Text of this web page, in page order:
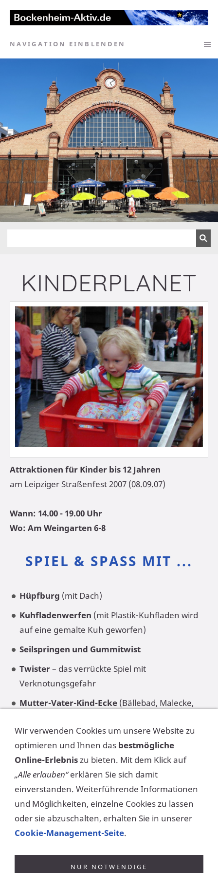
NAVIGATION EINBLENDEN
KINDERPLANET
Attraktionen für Kinder bis 12 Jahren
am Leipziger Straßenfest 2007 (08.09.07)
Wann: 14.00 - 19.00 Uhr
Wo: Am Weingarten 6-8
SPIEL & SPASS MIT ...
Hüpfburg (mit Dach)
Kuhfladenwerfen (mit Plastik-Kuhfladen wird
auf eine gemalte Kuh geworfen)
Seilspringen und Gummitwist
Twister– das verrückte Spiel mit
Verknotungsgefahr
Mutter-Vater-Kind-Ecke (Bällebad, Malecke,
Kinderschminken
Luftballontiere knoten
Lustiger Skydancer
Die FTG Frankfurt informiert Kinder über
Sportangebote
Kaffee, Kuchen, kühle Getränke und
Wir verwenden Cookies um unsere Website zu
optimieren und Ihnen das bestmögliche
Online-Erlebniszu bieten. Mit dem Klick auf
„Alle erlauben“erklären Sie sich damit
einverstanden. Weiterführende Informationen
und Möglichkeiten, einzelne Cookies zu lassen
oder sie abzuschalten, erhalten Sie in unserer
Cookie-Management-Seite.
NUR NOTWENDIGE